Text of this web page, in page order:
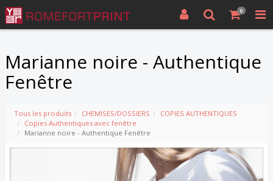
0
Marianne noire - Authentique
Fenêtre
Tous les produits CHEMISES/DOSSIERS
COPIES AUTHENTIQUES
Copies Authentiques avec fenêtre
Marianne noire - Authentique Fenêtre